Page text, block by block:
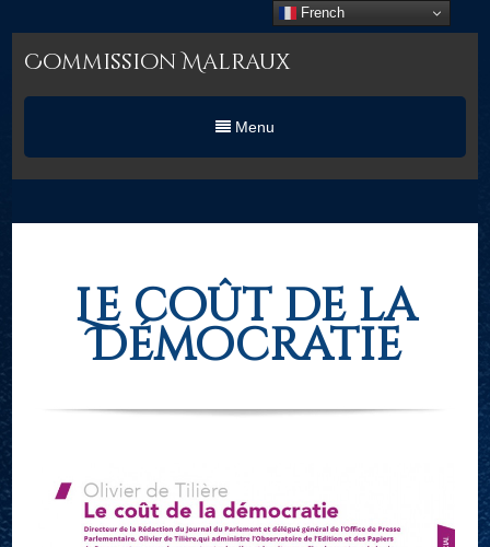
Commission Malraux
Menu
Le coût de la
Démocratie
French